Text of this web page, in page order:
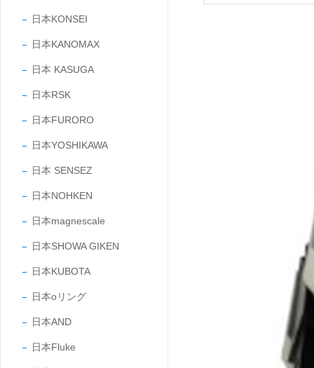
日本KONSEI
日本KANOMAX
日本 KASUGA
日本RSK
日本FURORO
日本YOSHIKAWA
日本 SENSEZ
日本NOHKEN
日本magnescale
日本SHOWA GIKEN
日本KUBOTA
日本oリング
日本AND
日本Fluke